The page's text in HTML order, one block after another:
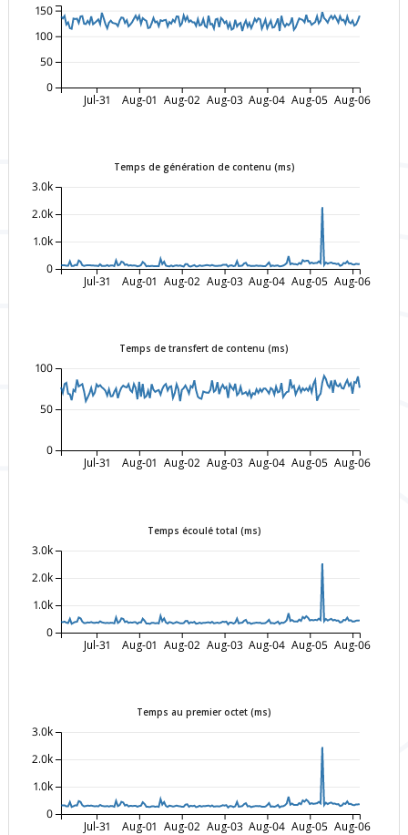
Jul-31 Aug-01 Aug-02 Aug-03 Aug-04 Aug-05 Aug-06
0
50
100
150
Temps de génération de contenu (ms)
Jul-31 Aug-01 Aug-02 Aug-03 Aug-04 Aug-05 Aug-06
0
1.0k
2.0k
3.0k
Temps de transfert de contenu (ms)
Jul-31 Aug-01 Aug-02 Aug-03 Aug-04 Aug-05 Aug-06
0
50
100
Temps écoulé total (ms)
Jul-31 Aug-01 Aug-02 Aug-03 Aug-04 Aug-05 Aug-06
0
1.0k
2.0k
3.0k
Temps au premier octet (ms)
Jul-31 Aug-01 Aug-02 Aug-03 Aug-04 Aug-05 Aug-06
0
1.0k
2.0k
3.0k